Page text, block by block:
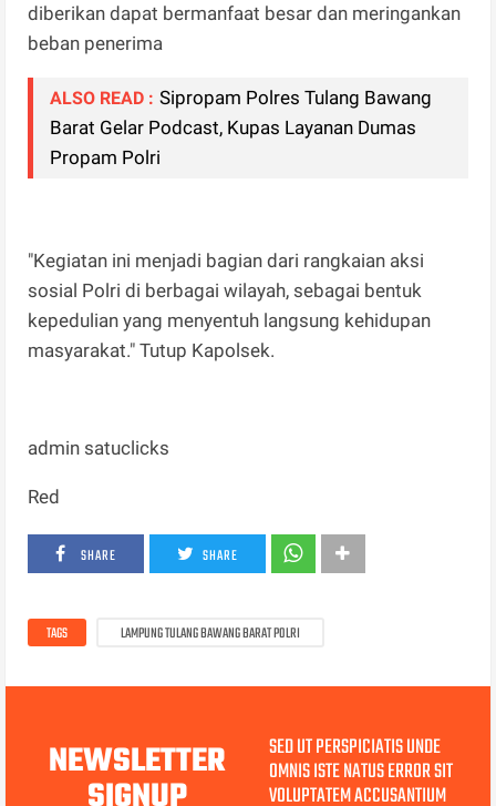
diberikan dapat bermanfaat besar dan meringankan
beban penerima
ALSO READ : Sipropam Polres Tulang Bawang
Barat Gelar Podcast, Kupas Layanan Dumas
Propam Polri
"Kegiatan ini menjadi bagian dari rangkaian aksi
sosial Polri di berbagai wilayah, sebagai bentuk
kepedulian yang menyentuh langsung kehidupan
masyarakat." Tutup Kapolsek.
admin satuclicks
Red
SHARE SHARE
TAGS LAMPUNG TULANG BAWANG BARAT POLRI
NEWSLETTER SED UT PERSPICIATIS UNDE
OMNIS ISTE NATUS ERROR SIT
VOLUPTATEM ACCUSANTIUM